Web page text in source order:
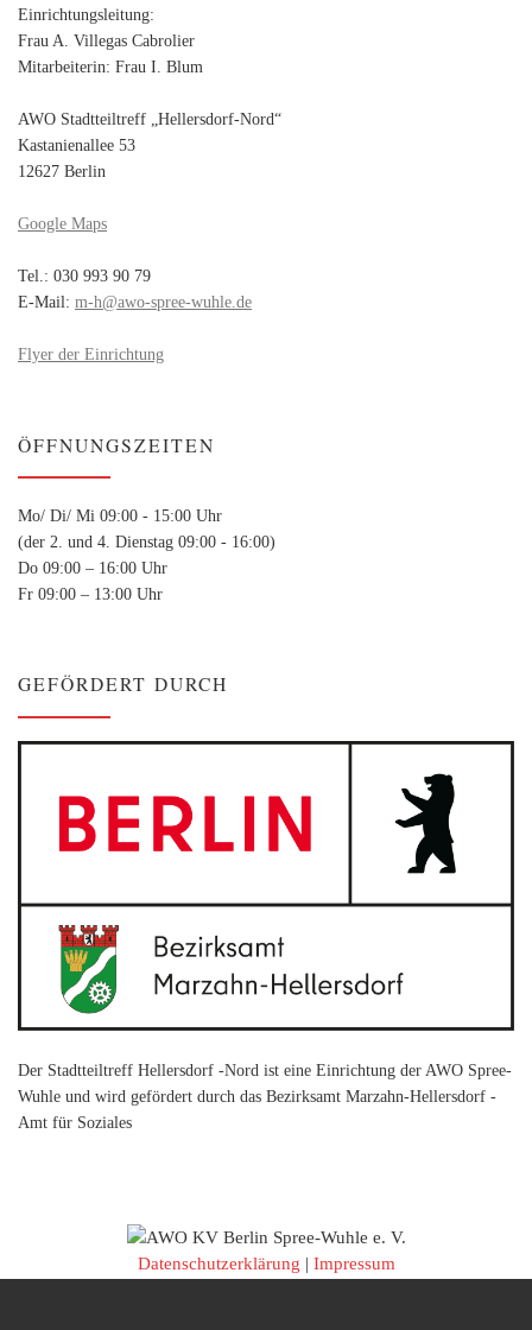
Einrichtungsleitung:
Frau A. Villegas Cabrolier
Mitarbeiterin: Frau I. Blum
AWO Stadtteiltreff „Hellersdorf-Nord“
Kastanienallee 53
12627 Berlin
Google Maps
Tel.: 030 993 90 79
E-Mail: m-h@awo-spree-wuhle.de
Flyer der Einrichtung
ÖFFNUNGSZEITEN
Mo/ Di/ Mi 09:00 - 15:00 Uhr
(der 2. und 4. Dienstag 09:00 - 16:00)
Do 09:00 – 16:00 Uhr
Fr 09:00 – 13:00 Uhr
GEFÖRDERT DURCH
Der Stadtteiltreff Hellersdorf -Nord ist eine Einrichtung der AWO Spree-
Wuhle und wird gefördert durch das Bezirksamt Marzahn-Hellersdorf -
Amt für Soziales
Datenschutzerklärung | Impressum